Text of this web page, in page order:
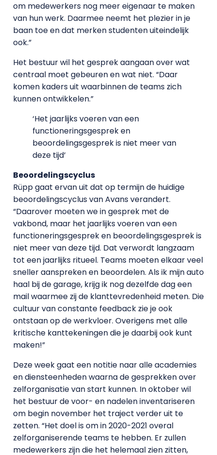
om medewerkers nog meer eigenaar te maken
van hun werk. Daarmee neemt het plezier in je
baan toe en dat merken studenten uiteindelijk
ook.”
Het bestuur wil het gesprek aangaan over wat
centraal moet gebeuren en wat niet. “Daar
komen kaders uit waarbinnen de teams zich
kunnen ontwikkelen.”
‘Het jaarlijks voeren van een
functioneringsgesprek en
beoordelingsgesprek is niet meer van
deze tijd’
Beoordelingscyclus
Rüpp gaat ervan uit dat op termijn de huidige
beoordelingscyclus van Avans verandert.
“Daarover moeten we in gesprek met de
vakbond, maar het jaarlijks voeren van een
functioneringsgesprek en beoordelingsgesprek is
niet meer van deze tijd. Dat verwordt langzaam
tot een jaarlijks ritueel. Teams moeten elkaar veel
sneller aanspreken en beoordelen. Als ik mijn auto
haal bij de garage, krijg ik nog dezelfde dag een
mail waarmee zij de klanttevredenheid meten. Die
cultuur van constante feedback zie je ook
ontstaan op de werkvloer. Overigens met alle
kritische kanttekeningen die je daarbij ook kunt
maken!”
Deze week gaat een notitie naar alle academies
en diensteenheden waarna de gesprekken over
zelforganisatie van start kunnen. In oktober wil
het bestuur de voor- en nadelen inventariseren
om begin november het traject verder uit te
zetten. “Het doel is om in 2020-2021 overal
zelforganiserende teams te hebben. Er zullen
medewerkers zijn die het helemaal zien zitten,